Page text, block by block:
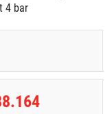
4 bar